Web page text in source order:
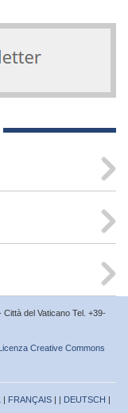
del Vaticano Tel. +39-
Creative Commons
| FRANÇAIS | | DEUTSCH |